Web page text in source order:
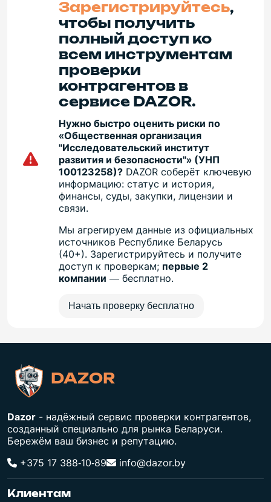
Зарегистрируйтесь,
чтобы получить
полный доступ ко
всем инструментам
проверки
контрагентов в
сервисе DAZOR.
Нужно быстро оценить риски по
«Общественная организация
"Исследовательский институт
развития и безопасности"» (УНП
100123258)? DAZOR соберёт ключевую
информацию: статус и история,
финансы, суды, закупки, лицензии и
связи.
Мы агрегируем данные из официальных
источников Республике Беларусь
(40+). Зарегистрируйтесь и получите
доступ к проверкам; первые 2
компании — бесплатно.
Начать проверку бесплатно
DAZOR
Dazor - надёжный сервис проверки контрагентов,
созданный специально для рынка Беларуси.
Бережём ваш бизнес и репутацию.
+375 17 388‑10‑89
info@dazor.by
Клиентам